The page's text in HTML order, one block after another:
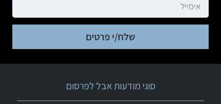
שלח/י פרטים
סוגי מודעות אבל לפרסום